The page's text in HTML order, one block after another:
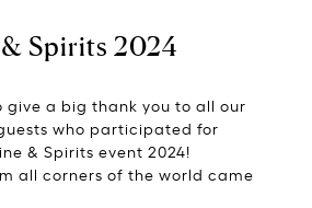
Spirits 2024
give a big thank you to all our
who participated for
& Spirits event 2024!
all corners of the world came